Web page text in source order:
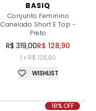
BASIQ
Conjunto Feminino
Canelado Short E Top -
Preto
R$ 319,00R$ 128,90
1 x R$ 128,90
WISHLIST
18% OFF